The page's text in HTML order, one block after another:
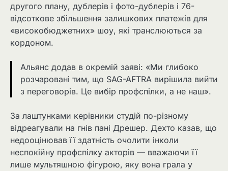
другого плану, дублерів і фото-дублерів і 76-
відсоткове збільшення залишкових платежів для
«високобюджетних» шоу, які транслюються за
кордоном.
Альянс додав в окремій заяві: «Ми глибоко
розчаровані тим, що SAG-AFTRA вирішила вийти
з переговорів. Це вибір профспілки, а не наш».
За лаштунками керівники студій по-різному
відреагували на гнів пані Дрешер. Дехто казав, що
недооцінював її здатність очолити інколи
неспокійну профспілку акторів — вважаючи її
лише мультяшною фігурою, яку вона грала у